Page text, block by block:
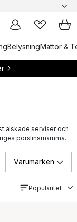
BelysningMattor &
älskade serviser och
porslinsmamma.
Varumärken
Popularitet